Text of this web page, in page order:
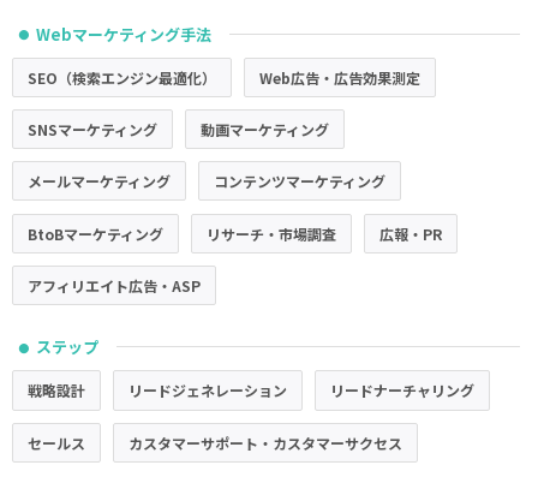
● Webマーケティング手法
SEO（検索エンジン最適化） Web広告・広告効果測定
SNSマーケティング 動画マーケティング
メールマーケティング コンテンツマーケティング
BtoBマーケティング リサーチ・市場調査 広報・PR
アフィリエイト広告・ASP
● ステップ
戦略設計 リードジェネレーション リードナーチャリング
セールス カスタマーサポート・カスタマーサクセス